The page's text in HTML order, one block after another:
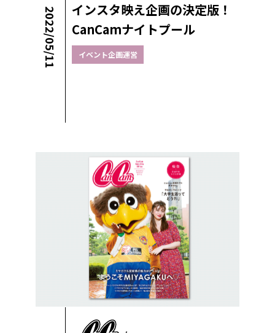
2022/05/11
インスタ映え企画の決定版！
CanCamナイトプール
イベント企画運営